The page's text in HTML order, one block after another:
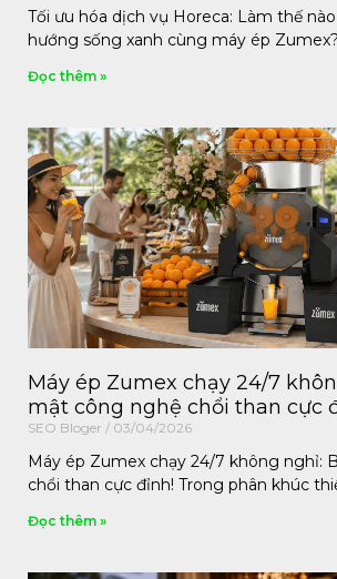
Tối ưu hóa dịch vụ Horeca: Làm thế
hướng sống xanh cùng máy ép Zumex?
Đọc thêm »
Máy ép Zumex chạy 24/7
mật công nghệ chổi than cực
SEO Bloger 03/04/2026
Máy ép Zumex chạy 24/7 không nghỉ:
chổi than cực đỉnh! Trong phân khúc
Đọc thêm »